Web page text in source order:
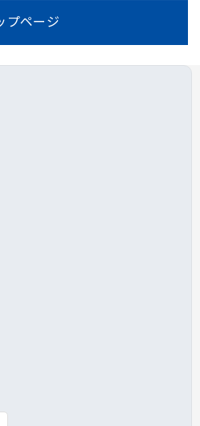
プページ